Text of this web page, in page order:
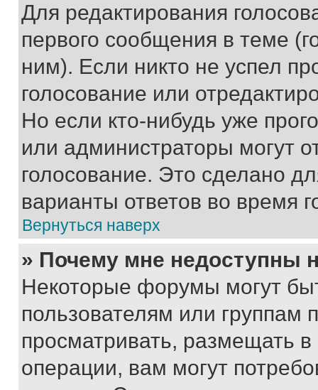
Для редактирования
первого сообщения в теме
ним). Если никто не успел
голосование или
Но если кто-нибудь уже
или администраторы могут
голосование. Это сделано
варианты ответов во время
Вернуться наверх
» Почему мне недоступны
Некоторые форумы могут
пользователям или группам
просматривать, размещать
операции, вам могут